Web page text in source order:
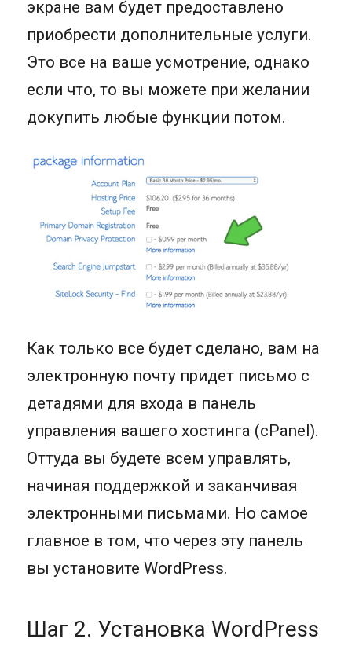
экране вам будет предоставлено
приобрести дополнительные услуги.
Это все на ваше усмотрение, однако
если что, то вы можете при желании
докупить любые функции потом.
Как только все будет сделано, вам на
электронную почту придет письмо с
детадями для входа в панель
управления вашего хостинга (cPanel).
Оттуда вы будете всем управлять,
начиная поддержкой и заканчивая
электронными письмами. Но самое
главное в том, что через эту панель
вы установите WordPress.
Шаг 2. Установка WordPress